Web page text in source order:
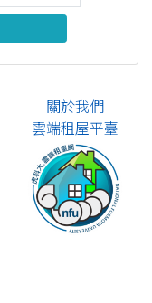
關於我們
雲端租屋平臺